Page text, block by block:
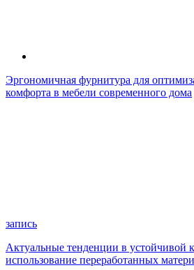
Эргономичная фурнитура для
комфорта в мебели современного дома
запись
Актуальные тенденции в устойчивой
использование переработанных